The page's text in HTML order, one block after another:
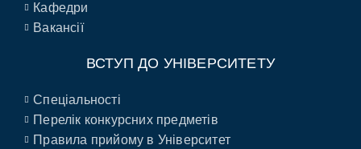
Кафедри
Вакансії
ВСТУП ДО УНІВЕРСИТЕТУ
Спеціальності
Перелік конкурсних предметів
Правила прийому в Університет